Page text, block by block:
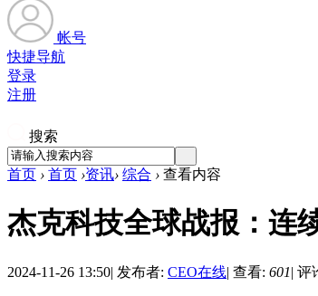
帐号
快捷导航
登录
注册
搜索
首页 › 首页 ›资讯› 综合 › 查看内容
杰克科技全球战报：连
2024-11-26 13:50| 发布者: CEO在线| 查看: 601| 评